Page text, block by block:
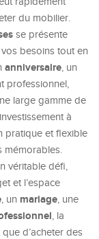
du mobilier.
se présente
besoins tout en
anniversaire, un
professionnel,
large gamme de
à
pratique et flexible
mémorables.
véritable défi,
et l’espace
, un mariage, une
, la
d’acheter des